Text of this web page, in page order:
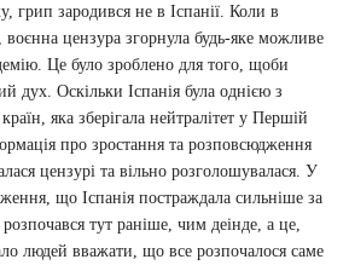
зародився не в Іспанії. Коли в
воєнна цензура згорнула будь-яке можливе
Це було зроблено для того, щоби
дух. Оскільки Іспанія була однією з
яка зберігала нейтралітет у Першій
про зростання та розповсюдження
цензурі та вільно розголошувалася. У
що Іспанія постраждала сильніше за
тут раніше, чим деінде, а це,
людей вважати, що все розпочалося саме